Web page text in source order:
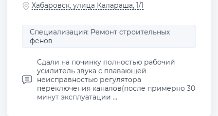
Хабаровск, улица Калараша, 1/1
Специализация: Ремонт строительных
фенов
Сдали на починку полностью рабочий
усилитель звука с плавающей
неисправностью регулятора
переключения каналов(после примерно 30
минут эксплуатации ...